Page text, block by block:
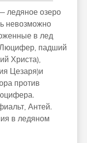
ледяное озеро
невозможно
в лед
Люцифер, падший
Христа),
Цезаря)и
против
Антей.
в ледяном